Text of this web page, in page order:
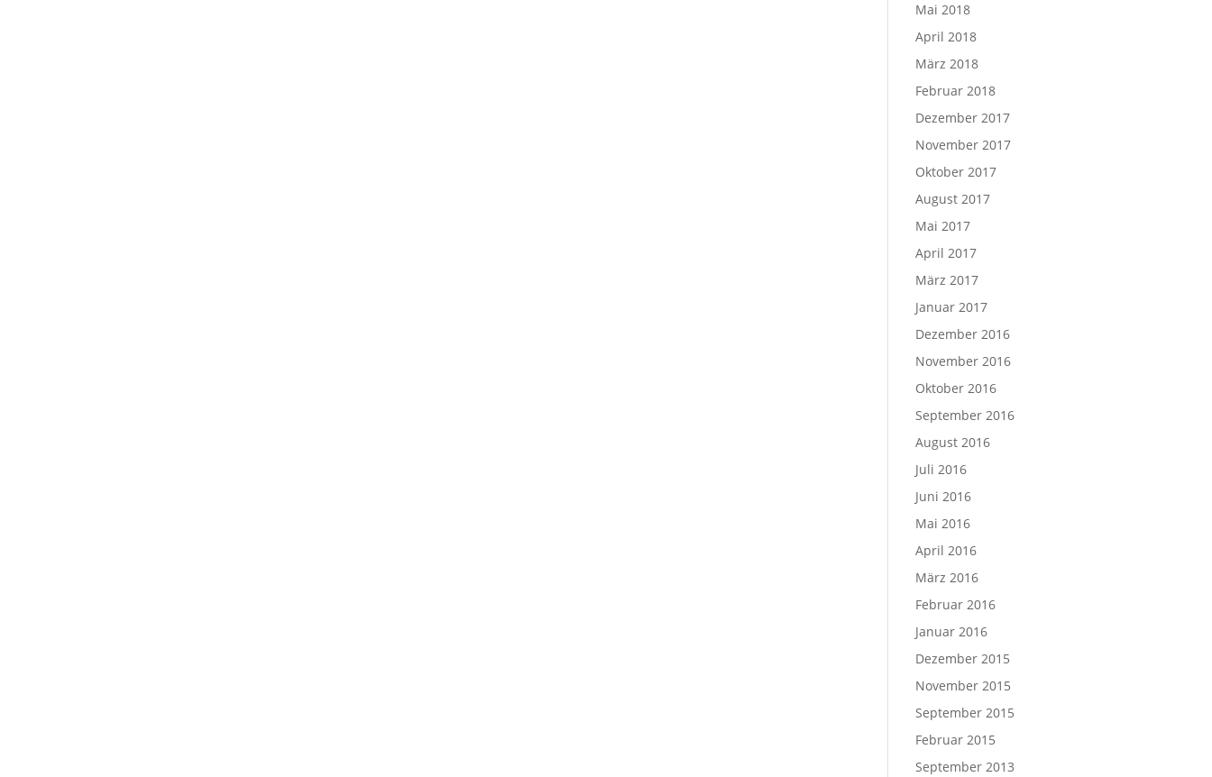
Mai 2018
April 2018
März 2018
Februar 2018
Dezember 2017
November 2017
Oktober 2017
August 2017
Mai 2017
April 2017
März 2017
Januar 2017
Dezember 2016
November 2016
Oktober 2016
September 2016
August 2016
Juli 2016
Juni 2016
Mai 2016
April 2016
März 2016
Februar 2016
Januar 2016
Dezember 2015
November 2015
September 2015
Februar 2015
September 2013